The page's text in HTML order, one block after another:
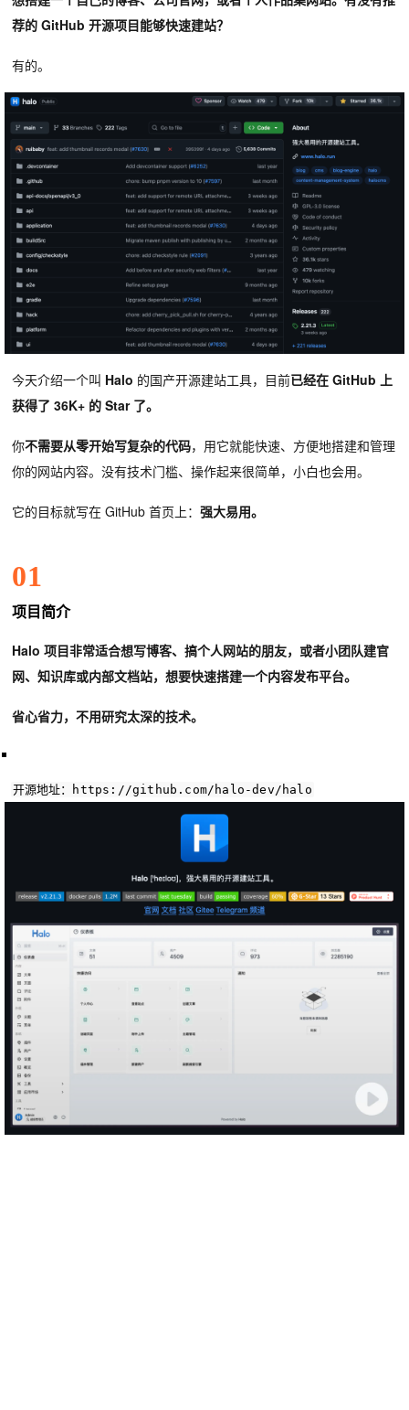
荐的 GitHub 开源项目能够快速建站？
有的。
今天介绍一个叫 Halo 的国产开源建站工具，目前已经在 GitHub 上
获得了 36K+ 的 Star 了。
你不需要从零开始写复杂的代码，用它就能快速、方便地搭建和管理
你的网站内容。没有技术门槛、操作起来很简单，小白也会用。
它的目标就写在 GitHub 首页上： 强大易用。
01
项目简介
Halo 项目非常适合想写博客、 搞个人网站的朋友，或者小团队建官
网、知识库或内部文档站，想要快速搭建一个内容发布平台。
省心省力，不用研究太深的技术。
开源地址： https : //github.com/halo-dev/halo